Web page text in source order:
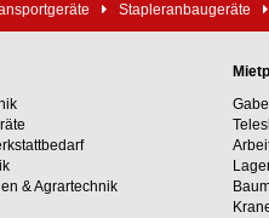
Stapleranbaugeräte
& Agrartechnik